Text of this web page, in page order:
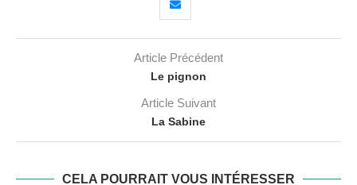
Article Précédent
Le pignon
Article Suivant
La Sabine
CELA POURRAIT VOUS INTÉRESSER